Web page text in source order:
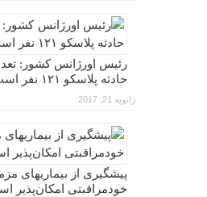
رئیس اورژانس کشور:
حادثه پلاسکو ۱۲۱ نفر است
ژانویه 21, 2017
پیشگیری از بیماریهای
خودمراقبتی امکان‌پذیر